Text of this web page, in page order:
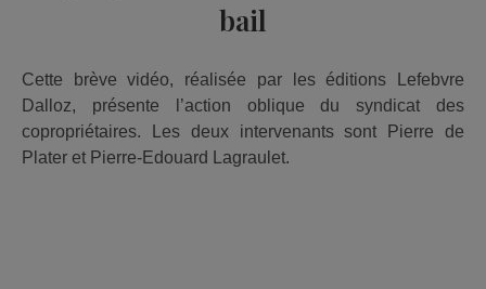
bail
Cette brève vidéo, réalisée par les éditions Lefebvre
Dalloz, présente l’action oblique du syndicat des
copropriétaires. Les deux intervenants sont Pierre de
Plater et Pierre-Edouard Lagraulet.